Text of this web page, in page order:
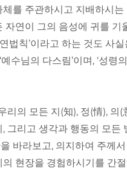
체를 주관하시고 지배하시는
자연이 그의 음성에 귀를 기
법칙’이라고 하는 것도 사실
예수님의 다스림’이며, ‘성령
리의 모든 지(知), 정(情), 의(
, 그리고 생각과 행동의 모든
바라보고, 의지하여 주께
현장을 경험하시기를 간